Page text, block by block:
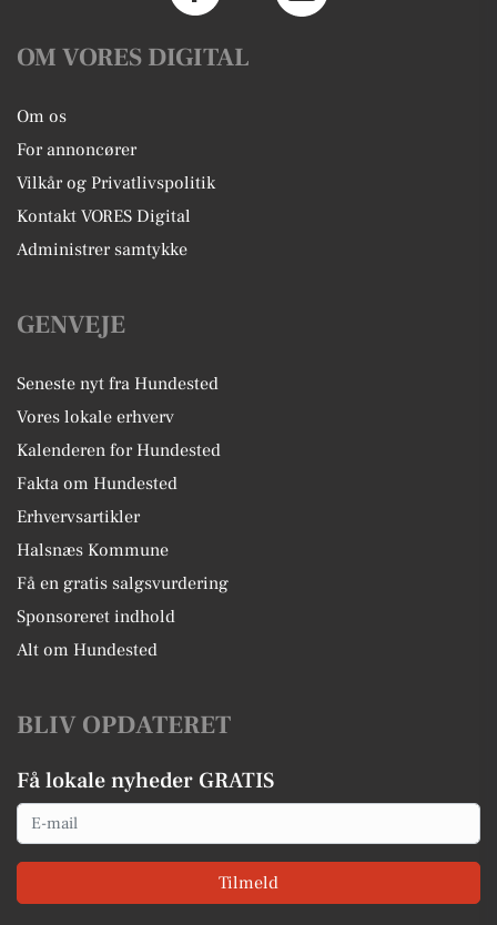
OM VORES DIGITAL
Om os
For annoncører
Vilkår og Privatlivspolitik
Kontakt VORES Digital
Administrer samtykke
GENVEJE
Seneste nyt fra Hundested
Vores lokale erhverv
Kalenderen for Hundested
Fakta om Hundested
Erhvervsartikler
Halsnæs Kommune
Få en gratis salgsvurdering
Sponsoreret indhold
Alt om Hundested
BLIV OPDATERET
Få lokale nyheder GRATIS
Email
Tilmeld